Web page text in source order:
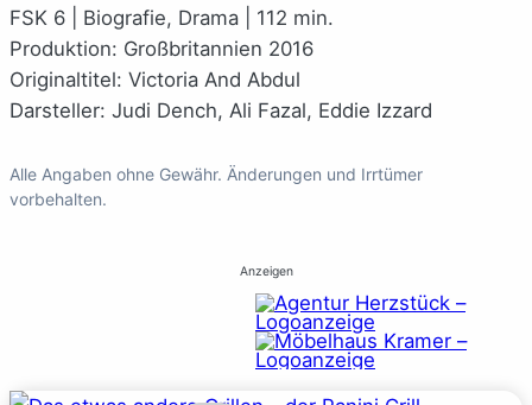
FSK 6 | Biografie, Drama | 112 min.
Produktion: Großbritannien 2016
Originaltitel: Victoria And Abdul
Darsteller: Judi Dench, Ali Fazal, Eddie Izzard
Alle Angaben ohne Gewähr. Änderungen und Irrtümer
vorbehalten.
Anzeigen